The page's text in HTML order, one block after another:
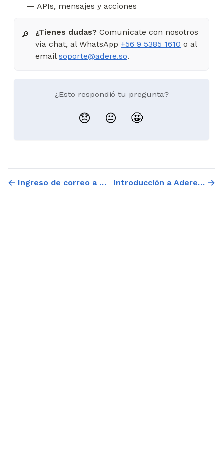
— APIs, mensajes y acciones
🔎 ¿Tienes dudas? Comunícate con nosotros
vía chat, al WhatsApp +56 9 5385 1610 o al
email soporte@adere.so.
¿Esto respondió tu pregunta?
😞 😐 🤩
Ingreso de correo a múltiples instancias con SSO Introducción a Adereso Studio: Tu primer paso hacia la automatización